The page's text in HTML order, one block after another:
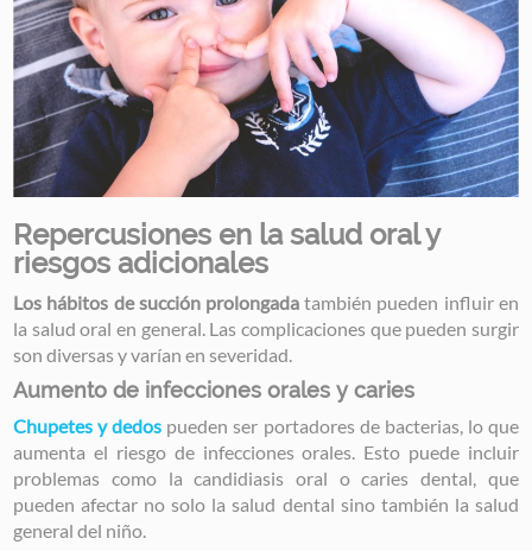
Repercusiones en la salud oral y
riesgos adicionales
Los hábitos de succión prolongada también pueden influir en
la salud oral en general. Las complicaciones que pueden surgir
son diversas y varían en severidad.
Aumento de infecciones orales y caries
Chupetes y dedos pueden ser portadores de bacterias, lo que
aumenta el riesgo de infecciones orales. Esto puede incluir
problemas como la candidiasis oral o caries dental, que
pueden afectar no solo la salud dental sino también la salud
general del niño.